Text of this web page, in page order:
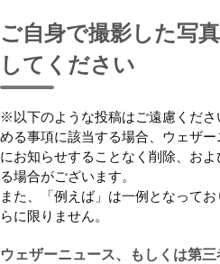
ご自身で撮影した写
してください
※以下のような投稿はご遠慮くだ
める事項に該当する場合、ウェザ
にお知らせすることなく削除、お
る場合がございます。
また、「例えば」は一例となって
らに限りません。
ウェザーニュース、もしくは第